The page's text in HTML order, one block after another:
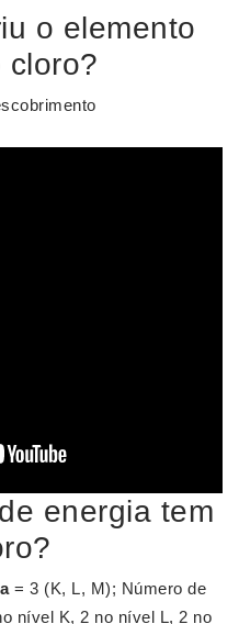
o elemento
cloro?
energia tem
= 3 (K, L, M); Número de
nível K, 2 no nível L, 2 no